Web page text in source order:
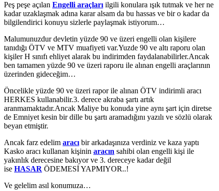
Peş peşe açılan Engelli araçlarıilgili konulara ışık tutmak ve her ne
kadar uzaklaşmak adına karar alsam da bu hassas ve bir o kadar da
bilgilendirici konuyu sizlerle paylaşmak istiyorum…
Malumunuzdur devletin yüzde 90 ve üzeri engelli olan kişilere
tanıdığı ÖTV ve MTV muafiyeti var.Yuzde 90 ve altı raporu olan
kişiler H sınıfı ehliyet alarak bu indirimden faydalanabilirler.Ancak
ben tamamen yüzde 90 ve üzeri raporu ile alınan engelli araçlarının
üzerinden gideceğim…
Öncelikle yüzde 90 ve üzeri rapor ile alınan ÖTV indirimli aracı
HERKES kullanabilir.3. derece akraba şartı artık
aranmamaktadır.Ancak Maliye bu konuda yine aynı şart için diretse
de Emniyet kesin bir dille bu şartı aramadığını yazılı ve sözlü olarak
beyan etmiştir.
Ancak farz edelim aracıbir arkadaşınıza verdiniz ve kaza yaptı
Kasko aracı kullanan kişinin aracın sahibi olan engelli kişi ile
yakınlık derecesine bakıyor ve 3. dereceye kadar değil
ise HASAR ÖDEMESİ YAPMIYOR..!
Ve gelelim asıl konumuza…